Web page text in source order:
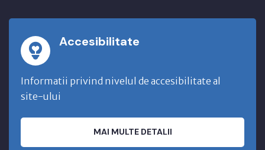
Accesibilitate
Informatii privind nivelul de accesibilitate al
site-ului
MAI MULTE DETALII